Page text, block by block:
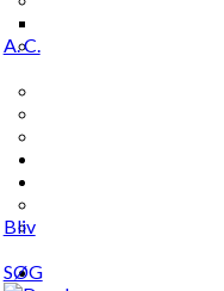
A. C.
Bliv
SØG